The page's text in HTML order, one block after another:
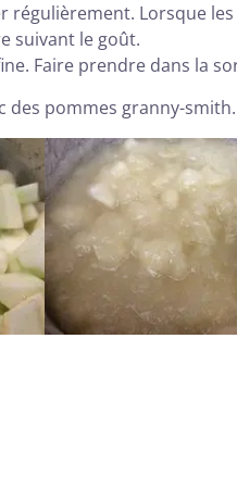
régulièrement. Lorsque
suivant le goût.
Faire prendre dans la
des pommes granny-smith.